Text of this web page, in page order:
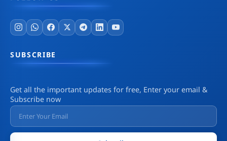
SUBSCRIBE
Get all the important updates for free, Enter your email &
Subscribe now